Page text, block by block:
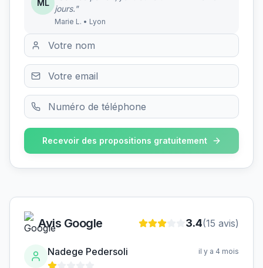
ML
jours."
Marie L. • Lyon
Recevoir des propositions gratuitement
Avis Google 3.4(15 avis)
Nadege Pedersoli il y a 4 mois